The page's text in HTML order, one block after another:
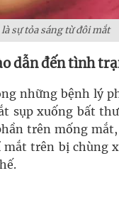
sự tỏa sáng từ đôi mắt
dẫn đến tình
những bệnh lý
sụp xuống bất
trên mống
trên bị chùng